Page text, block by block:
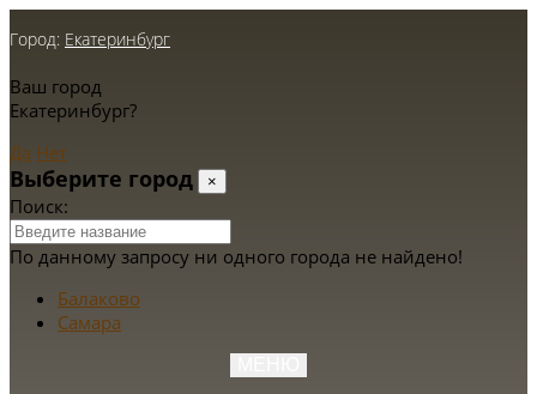
Город: Екатеринбург
Ваш город
Екатеринбург?
Да Нет
Выберите город ×
Поиск:
По данному запросу ни одного города не найдено!
Балаково
Самара